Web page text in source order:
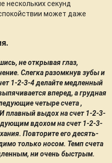
нескольких секунд
может даже
не открывая глаз,
Слегка разомкнув зубы и
1-2-3-4 делайте медленный
вперед, а грудная
четыре счета ,
плавный выдох на счет 1-2-3-
вдохом на счет 1-2-3-
Повторите его десять-
только носом. Темп счета
ни очень быстрым.